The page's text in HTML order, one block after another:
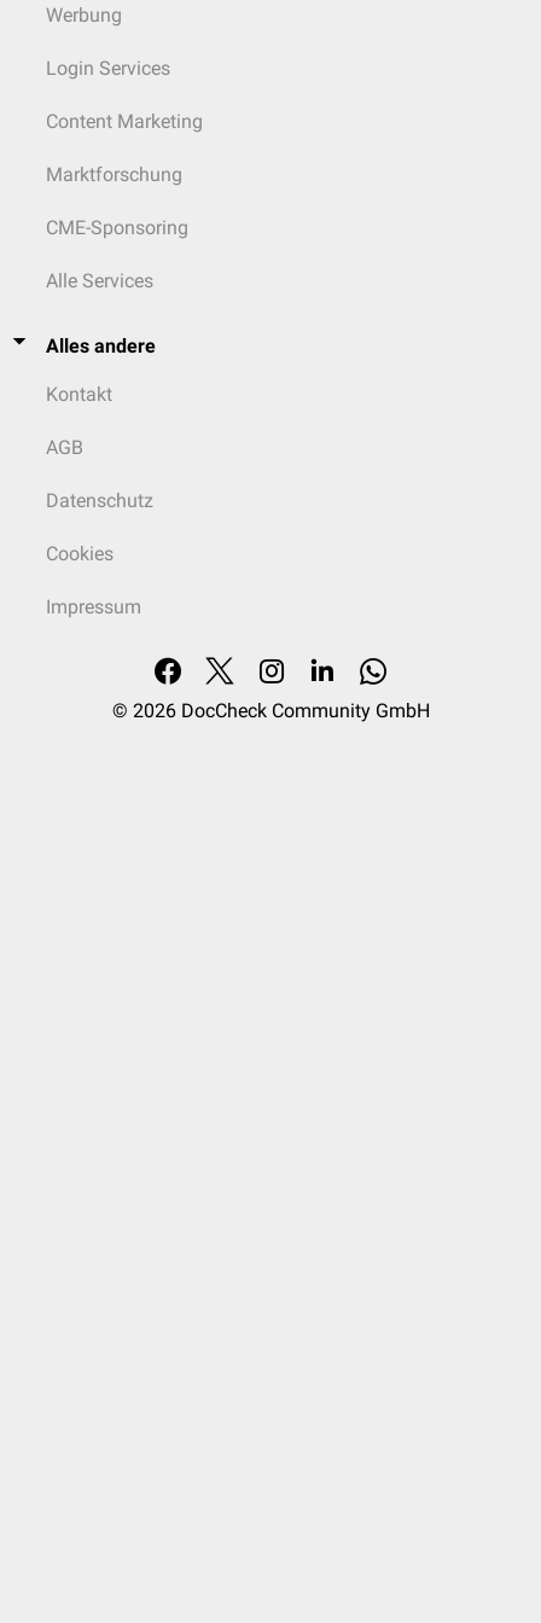
Werbung
Login Services
Content Marketing
Marktforschung
CME-Sponsoring
Alle Services
Alles andere
Kontakt
AGB
Datenschutz
Cookies
Impressum
© 2026 DocCheck Community GmbH